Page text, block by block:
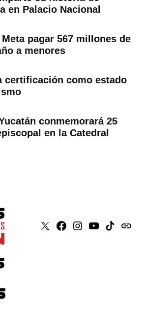
en Palacio Nacional
pagar 567 millones de
a menores
certificación como estado
conmemorará 25
en la Catedral
X Faceboook
Instagram
YoutubeTiktokissuu